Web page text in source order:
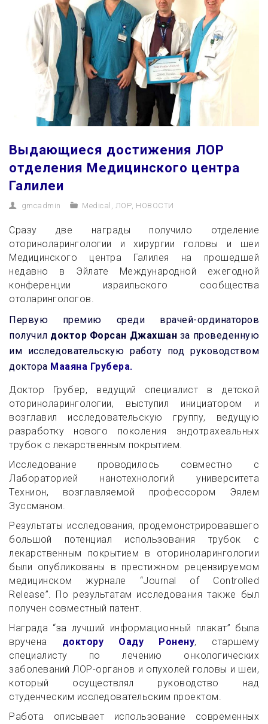
Выдающиеся достижения ЛОР
отделения Медицинского центра
Галилеи
gmcadmin Medical , ЛОР, НОВОСТИ
Сразу две награды получило отделение
оториноларингологии и хирургии головы и шеи
Медицинского центра Галилея на прошедшей
недавно в Эйлате Международной ежегодной
конференции израильского сообщества
отоларингологов.
Первую премию среди врачей-ординаторов
получил доктор Форсан Джахшан за проведенную
им исследовательскую работу под руководством
доктора Мааяна Грубера.
Доктор Грубер, ведущий специалист в детской
оториноларингологии, выступил инициатором и
возглавил исследовательскую группу, ведущую
разработку нового поколения эндотрахеальных
трубок с лекарственным покрытием.
Исследование проводилось совместно с
Лабораторией нанотехнологий университета
Технион, возглавляемой профессором Эялем
Зуссманом.
Результаты исследования, продемонстрировавшего
большой потенциал использования трубок с
лекарственным покрытием в оториноларингологии
были опубликованы в престижном рецензируемом
медицинском журнале “Journal of Controlled
Release”. По результатам исследования также был
получен совместный патент.
Награда “за лучший информационный плакат” была
вручена доктору Оаду Ронену, старшему
специалисту по лечению онкологических
заболеваний ЛОР-органов и опухолей головы и шеи,
который осуществлял руководство над
студенческим исследовательским проектом.
Работа описывает использование современных